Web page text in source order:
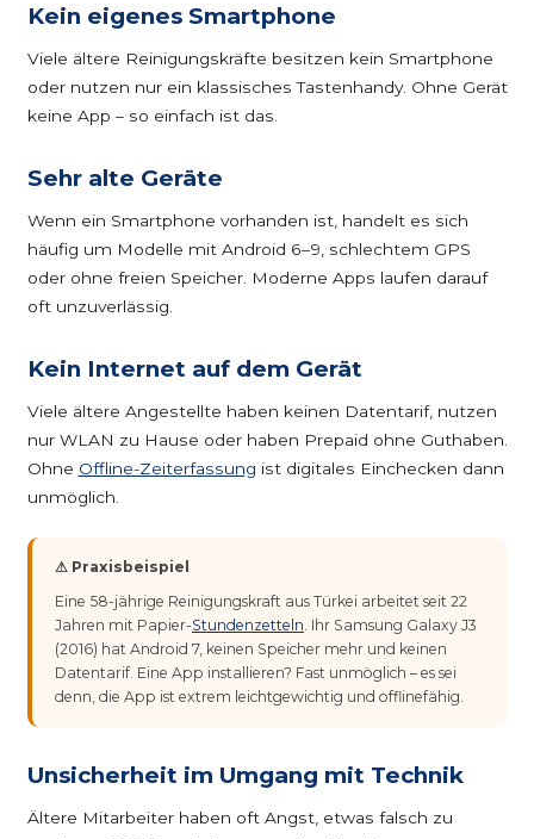
Kein eigenes Smartphone
Viele ältere Reinigungskräfte besitzen kein Smartphone
oder nutzen nur ein klassisches Tastenhandy. Ohne Gerät
keine App – so einfach ist das.
Sehr alte Geräte
Wenn ein Smartphone vorhanden ist, handelt es sich
häufig um Modelle mit Android 6–9, schlechtem GPS
oder ohne freien Speicher. Moderne Apps laufen darauf
oft unzuverlässig.
Kein Internet auf dem Gerät
Viele ältere Angestellte haben keinen Datentarif, nutzen
nur WLAN zu Hause oder haben Prepaid ohne Guthaben.
Ohne Offline-Zeiterfassung ist digitales Einchecken dann
unmöglich.
⚠ Praxisbeispiel
Eine 58-jährige Reinigungskraft aus Türkei arbeitet seit 22
Jahren mit Papier-Stundenzetteln. Ihr Samsung Galaxy J3
(2016) hat Android 7, keinen Speicher mehr und keinen
Datentarif. Eine App installieren? Fast unmöglich – es sei
denn, die App ist extrem leichtgewichtig und offlinefähig.
Unsicherheit im Umgang mit Technik
Ältere Mitarbeiter haben oft Angst, etwas falsch zu